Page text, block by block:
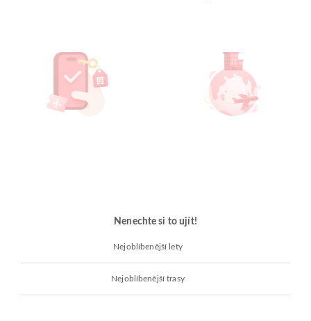
Nenechte si to ujít!
Nejoblíbenější lety
Nejoblíbenější trasy